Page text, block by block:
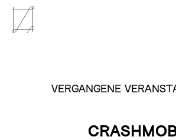
VERGANGENE